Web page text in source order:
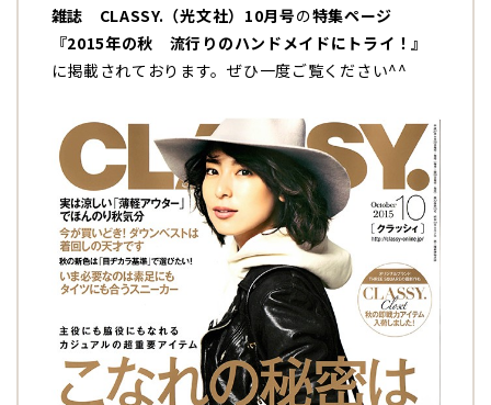
雑誌 CLASSY.（光文社）10月号の特集ページ
『2015年の秋 流行りのハンドメイドにトライ！』
に掲載されております。ぜひ一度ご覧ください^^